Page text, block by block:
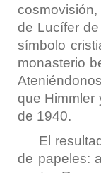
de Lucífer
símbolo
monasterio
que Himmler
de 1940.
El
de papeles: